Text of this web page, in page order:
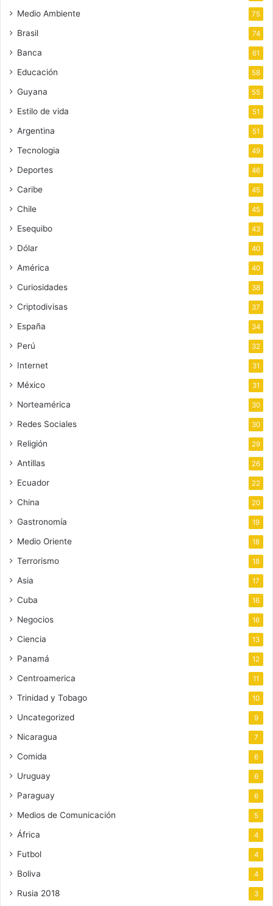
Medio Ambiente 75
Brasil 74
Banca 61
Educación 58
Guyana 55
Estilo de vida 51
Argentina 51
Tecnologia 49
Deportes 46
Caribe 45
Chile 45
Esequibo 43
Dólar 40
América 40
Curiosidades 38
Criptodivisas 37
España 34
Perú 32
Internet 31
México 31
Norteamérica 30
Redes Sociales 30
Religión 29
Antillas 26
Ecuador 22
China 20
Gastronomía 19
Medio Oriente 18
Terrorismo 18
Asia 17
Cuba 16
Negocios 16
Ciencia 13
Panamá 12
Centroamerica 11
Trinidad y Tobago 10
Uncategorized 9
Nicaragua 7
Comida 6
Uruguay 6
Paraguay 6
Medios de Comunicación 5
África 4
Futbol 4
Boliva 4
Rusia 2018 3